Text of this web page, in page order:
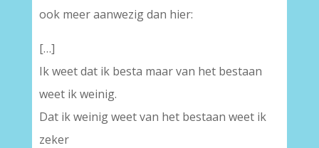
ook meer aanwezig dan hier:
[…]
Ik weet dat ik besta maar van het bestaan
weet ik weinig.
Dat ik weinig weet van het bestaan weet ik
zeker